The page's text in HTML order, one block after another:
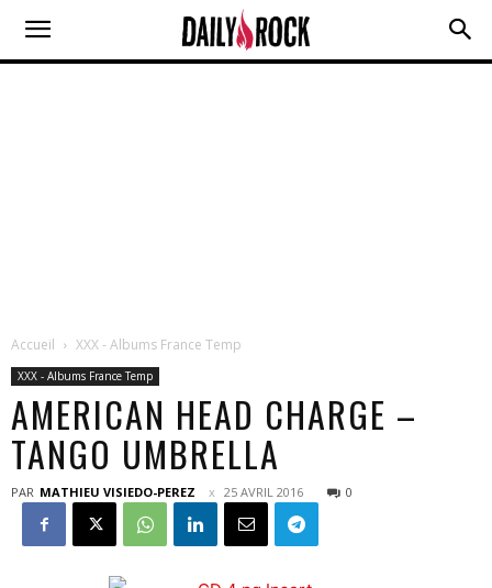
Accueil XXX - Albums France Temp
XXX - Albums France Temp
AMERICAN HEAD CHARGE –
TANGO UMBRELLA
PAR MATHIEU VISIEDO-PEREZ 25 AVRIL 2016 0